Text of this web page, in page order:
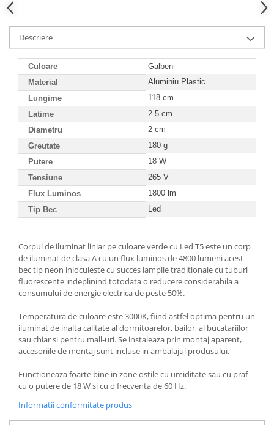
Descriere
Culoare
Galben
Material
Aluminiu Plastic
Lungime
118 cm
Latime
2.5 cm
Diametru
2 cm
Greutate
180 g
Putere
18 W
Tensiune
265 V
Flux Luminos
1800 lm
Tip Bec
Led
Corpul de iluminat liniar pe culoare verde cu Led T5 este un corp
de iluminat de clasa A cu un flux luminos de 4800 lumeni acest
bec tip neon inlocuieste cu succes lampile traditionale cu tuburi
fluorescente indeplinind totodata o reducere considerabila a
consumului de energie electrica de peste 50%.
Temperatura de culoare este 3000K, fiind astfel optima pentru un
iluminat de inalta calitate al dormitoarelor, bailor, al bucatariilor
sau chiar si pentru mall-uri. Se instaleaza prin montaj aparent,
accesoriile de montaj sunt incluse in ambalajul produsului.
Functioneaza foarte bine in zone ostile cu umiditate sau cu praf
cu o putere de 18 W si cu o frecventa de 60 Hz.
Informatii conformitate produs